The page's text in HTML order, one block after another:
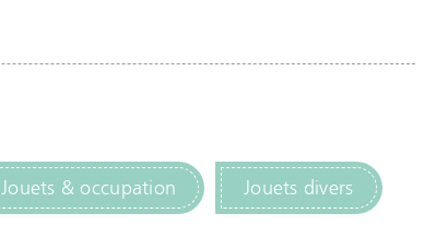
Jouets & occupation Jouets divers